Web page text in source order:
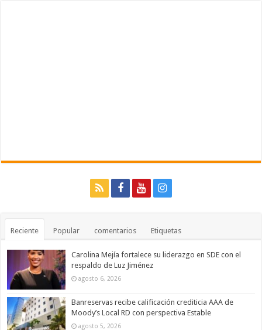
Reciente Popular comentarios Etiquetas
Carolina Mejía fortalece su liderazgo en SDE con el
respaldo de Luz Jiménez
agosto 6, 2026
Banreservas recibe calificación crediticia AAA de
Moody’s Local RD con perspectiva Estable
agosto 5, 2026